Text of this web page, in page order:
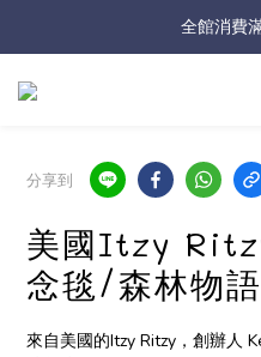
◇ Sale ◇兒童服
全館消費
◇ Sale ◇兒童服
分享到
美國Itzy
念毯/森林物語
來自美國的Itzy Ritzy，創辦人